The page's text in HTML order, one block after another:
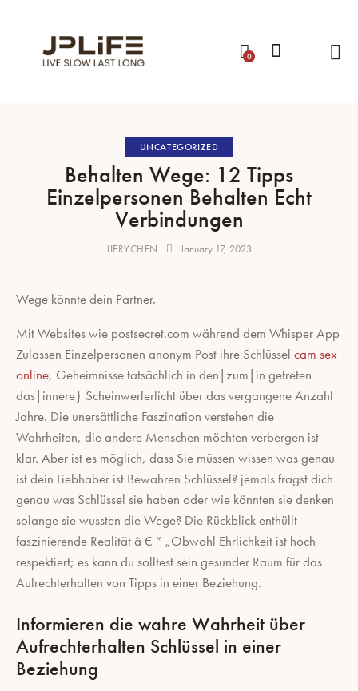
0
UNCATEGORIZED
Behalten Wege: 12 Tipps
Einzelpersonen Behalten Echt
Verbindungen
JIERYCHEN January 17, 2023
Wege könnte dein Partner.
Mit Websites wie postsecret.com während dem Whisper App
Zulassen Einzelpersonen anonym Post ihre Schlüssel cam sex
online, Geheimnisse tatsächlich in den|zum|in getreten
das|innere} Scheinwerferlicht über das vergangene Anzahl
Jahre. Die unersättliche Faszination verstehen die
Wahrheiten, die andere Menschen möchten verbergen ist
klar. Aber ist es möglich, dass Sie müssen wissen was genau
ist dein Liebhaber ist Bewahren Schlüssel? jemals fragst dich
genau was Schlüssel sie haben oder wie könnten sie denken
solange sie wussten die Wege? Die Rückblick enthüllt
faszinierende Realität â € “ „Obwohl Ehrlichkeit ist hoch
respektiert; es kann du solltest sein gesunder Raum für das
Aufrechterhalten von Tipps in einer Beziehung.
Informieren die wahre Wahrheit über
Aufrechterhalten Schlüssel in einer
Beziehung